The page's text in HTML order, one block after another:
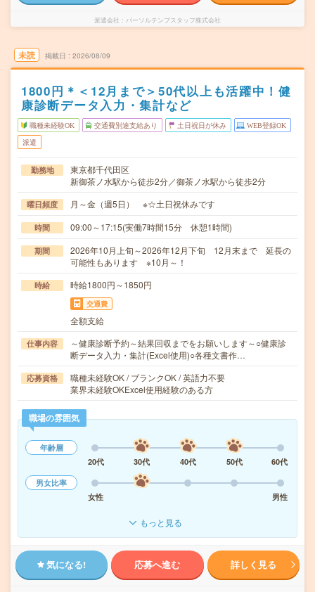
派遣会社 パーソルテンプスタッフ株式会社
未読 掲載日 2026/08/09
1800円＊＜12月まで＞50代以上も活躍中！健
康診断データ入力・集計など
職種未経験OK 交通費別途支給あり 土日祝日が休み WEB登録OK
派遣
勤務地
東京都千代田区
新御茶ノ水駅から徒歩2分／御茶ノ水駅から徒歩2分
曜日頻度 月～金（週5日） ※☆土日祝休みです
時間 09:00～17:15(実働7時間15分 休憩1時間)
期間
2026年10月上旬～2026年12月下旬 12月末まで 延長の
可能性もあります ※10月～！
時給 時給1800円～1850円
交通費
全額支給
仕事内容
～健康診断予約～結果回収までをお願いします～○健康診
断データ入力・集計(Excel使用)○各種文書作…
応募資格
職種未経験OK / ブランクOK / 英語力不要
業界未経験OKExcel使用経験のある方
職場の雰囲気
年齢層
20代
30代 40代 50代
60代
男女比率
女性
男性
もっと見る
気になる! 応募へ進む 詳しく見る